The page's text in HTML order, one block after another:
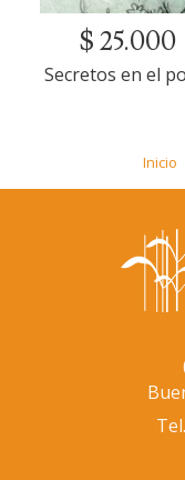
$ 25.000
Secretos en el
Inicio